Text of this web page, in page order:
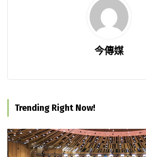
今傳媒
Trending Right Now!